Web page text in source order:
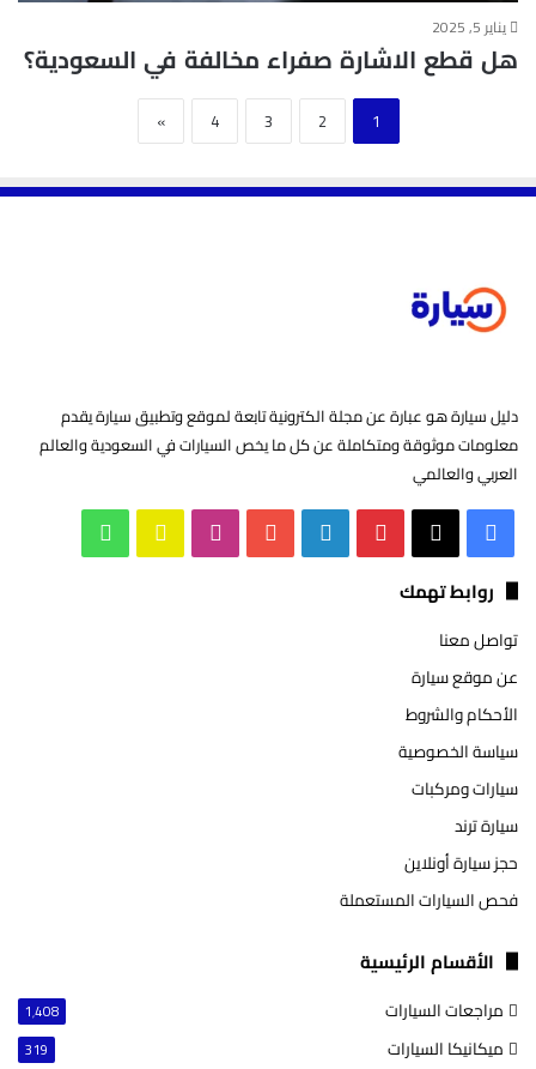
يناير 5, 2025
هل قطع الاشارة صفراء مخالفة في السعودية؟
1
2
3
4
»
دليل سيارة هو عبارة عن مجلة الكترونية تابعة لموقع وتطبيق سيارة يقدم
معلومات موثوقة ومتكاملة عن كل ما يخص السيارات في السعودية والعالم
العربي والعالمي
فيسبوك بينتيريست لينكدإن ‫YouTube انستقرام سناب
روابط تهمك
تواصل معنا
عن موقع سيارة
الأحكام والشروط
سياسة الخصوصية
سيارات ومركبات
سيارة ترند
حجز سيارة أونلاين
فحص السيارات المستعملة
الأقسام الرئيسية
مراجعات السيارات 1٬408
ميكانيكا السيارات 319